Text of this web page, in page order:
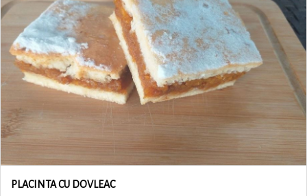
PLACINTA CU DOVLEAC